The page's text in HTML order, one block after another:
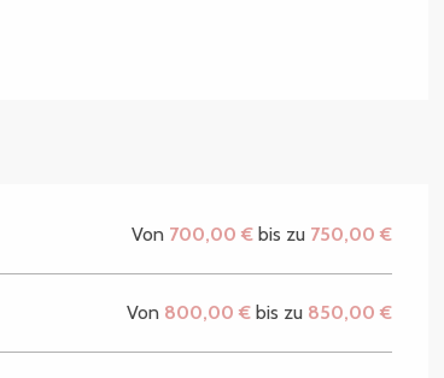
Von 700,00 € bis zu 750,00 €
Von 800,00 € bis zu 850,00 €